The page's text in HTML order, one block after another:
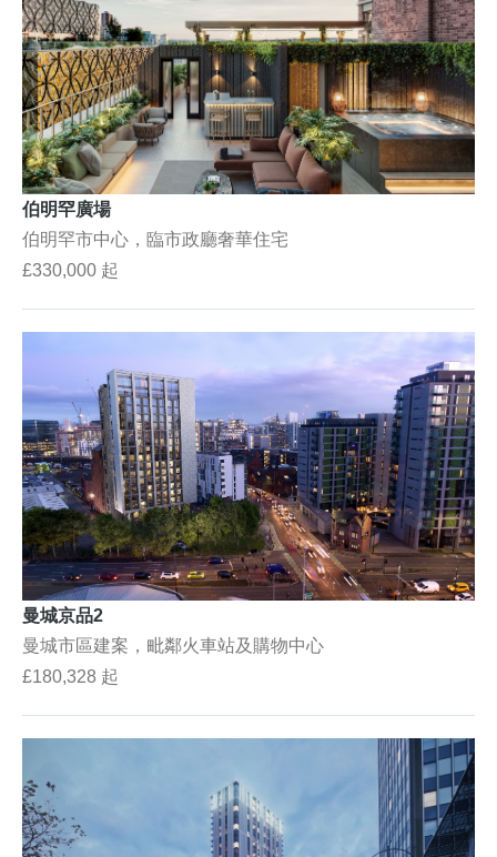
伯明罕廣場
伯明罕市中心，臨市政廳奢華住宅
£330,000 起
曼城京品2
曼城市區建案，毗鄰火車站及購物中心
£180,328 起